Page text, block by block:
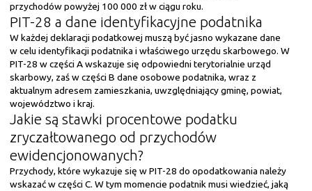
przychodów powyżej 100 000 zł w ciągu roku.
PIT-28 a dane identyfikacyjne podatnika
W każdej deklaracji podatkowej muszą być jasno wykazane dane
w celu identyfikacji podatnika i właściwego urzędu skarbowego. W
PIT-28 w części A wskazuje się odpowiedni terytorialnie urząd
skarbowy, zaś w części B dane osobowe podatnika, wraz z
aktualnym adresem zamieszkania, uwzględniający gminę, powiat,
województwo i kraj.
Jakie są stawki procentowe podatku
zryczałtowanego od przychodów
ewidencjonowanych?
Przychody, które wykazuje się w PIT-28 do opodatkowania należy
wskazać w części C. W tym momencie podatnik musi wiedzieć, jaką